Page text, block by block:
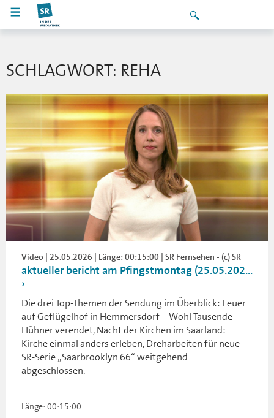
SCHLAGWORT: REHA
Video | 25.05.2026 | Länge: 00:15:00 | SR Fernsehen - (c) SR
aktueller bericht am Pfingstmontag (25.05.202...
Die drei Top-Themen der Sendung im Überblick: Feuer
auf Geflügelhof in Hemmersdorf – Wohl Tausende
Hühner verendet, Nacht der Kirchen im Saarland:
Kirche einmal anders erleben, Dreharbeiten für neue
SR-Serie „Saarbrooklyn 66“ weitgehend
abgeschlossen.
Länge: 00:15:00